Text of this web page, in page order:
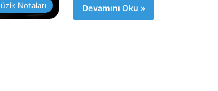
Notaları Devamını Oku »